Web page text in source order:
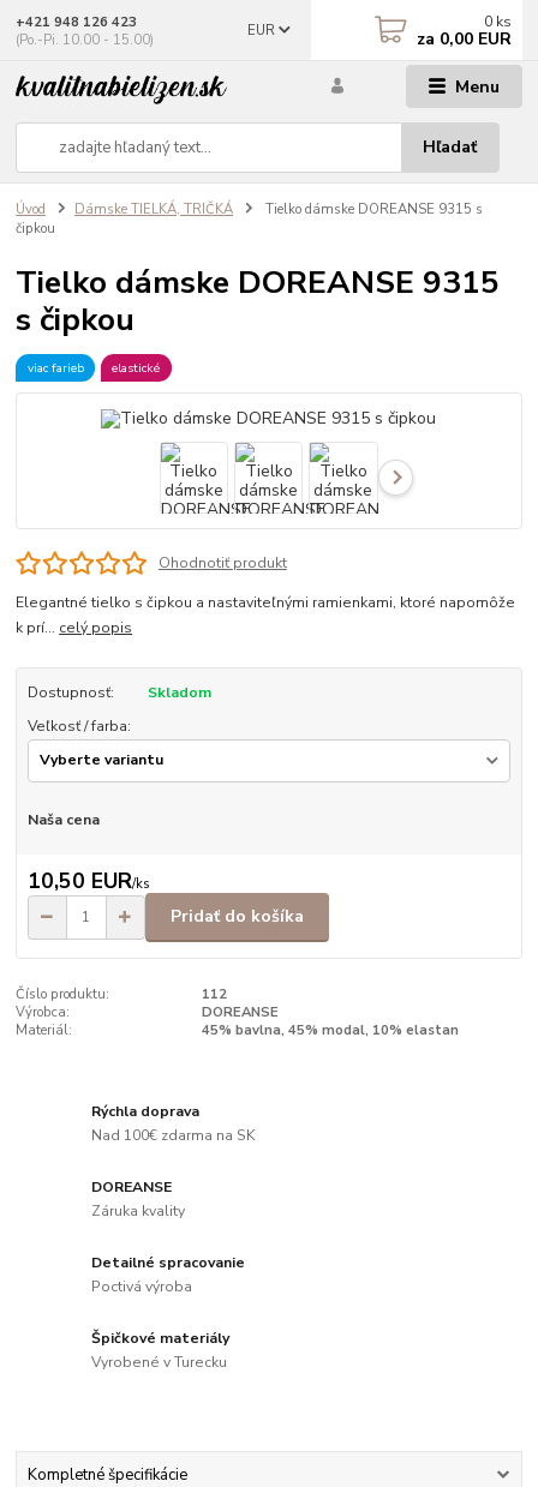
Menu
EUR
Hľadať
+421 948 126 423
(Po.-Pi. 10.00 - 15.00)
0 ks
za 0,00 EUR
Úvod Dámske TIELKÁ, TRIČKÁ
Tielko dámske DOREANSE 9315 s
čipkou
Tielko dámske DOREANSE 9315
s čipkou
viac farieb elastické
Ohodnotiť produkt
Elegantné tielko s čipkou a nastaviteľnými ramienkami, ktoré napomôže
k prí... celý popis
Dostupnosť:
Skladom
Veľkosť / farba:
Naša cena
10,50 EUR/ks
Pridať do košíka
Číslo produktu:
112
Výrobca:
DOREANSE
Materiál:
45% bavlna, 45% modal, 10% elastan
Rýchla doprava
Nad 100€ zdarma na SK
DOREANSE
Záruka kvality
Detailné spracovanie
Poctivá výroba
Špičkové materiály
Vyrobené v Turecku
Kompletné špecifikácie